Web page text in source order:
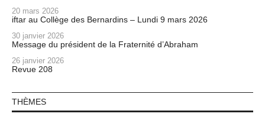
20 mars 2026
iftar au Collège des Bernardins – Lundi 9 mars 2026
30 janvier 2026
Message du président de la Fraternité d’Abraham
26 janvier 2026
Revue 208
THÈMES